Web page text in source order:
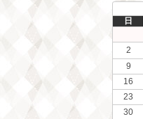
日
2
9
16
23
30